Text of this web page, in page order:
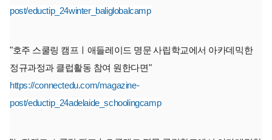
post/eductip_24winter_baliglobalcamp
"호주 스쿨링 캠프ㅣ애들레이드 명문 사립학교에서 아카데믹한
정규과정과 클럽활동 참여 원한다면"
https://connectedu.com/magazine-
post/eductip_24adelaide_schoolingcamp